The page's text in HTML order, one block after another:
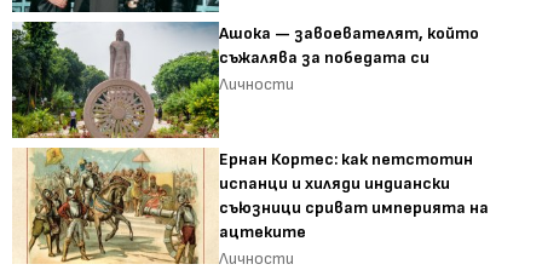
Ашока — завоевателят, който
съжалява за победата си
Личности
Ернан Кортес: как петстотин
испанци и хиляди индиански
съюзници сриват империята на
ацтеките
Личности